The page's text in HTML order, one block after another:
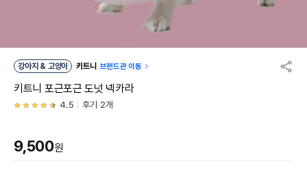
강아지 & 고양이 키트니 브랜드관 이동
키트니 포근포근 도넛 넥카라
4.5 후기 2개
9,500원